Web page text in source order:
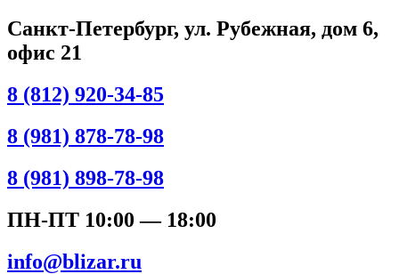
Санкт-Петербург, ул. Рубежная, дом 6,
офис 21
8 (812) 920-34-85
8 (981) 878-78-98
8 (981) 898-78-98
ПН-ПТ 10:00 — 18:00
info@blizar.ru